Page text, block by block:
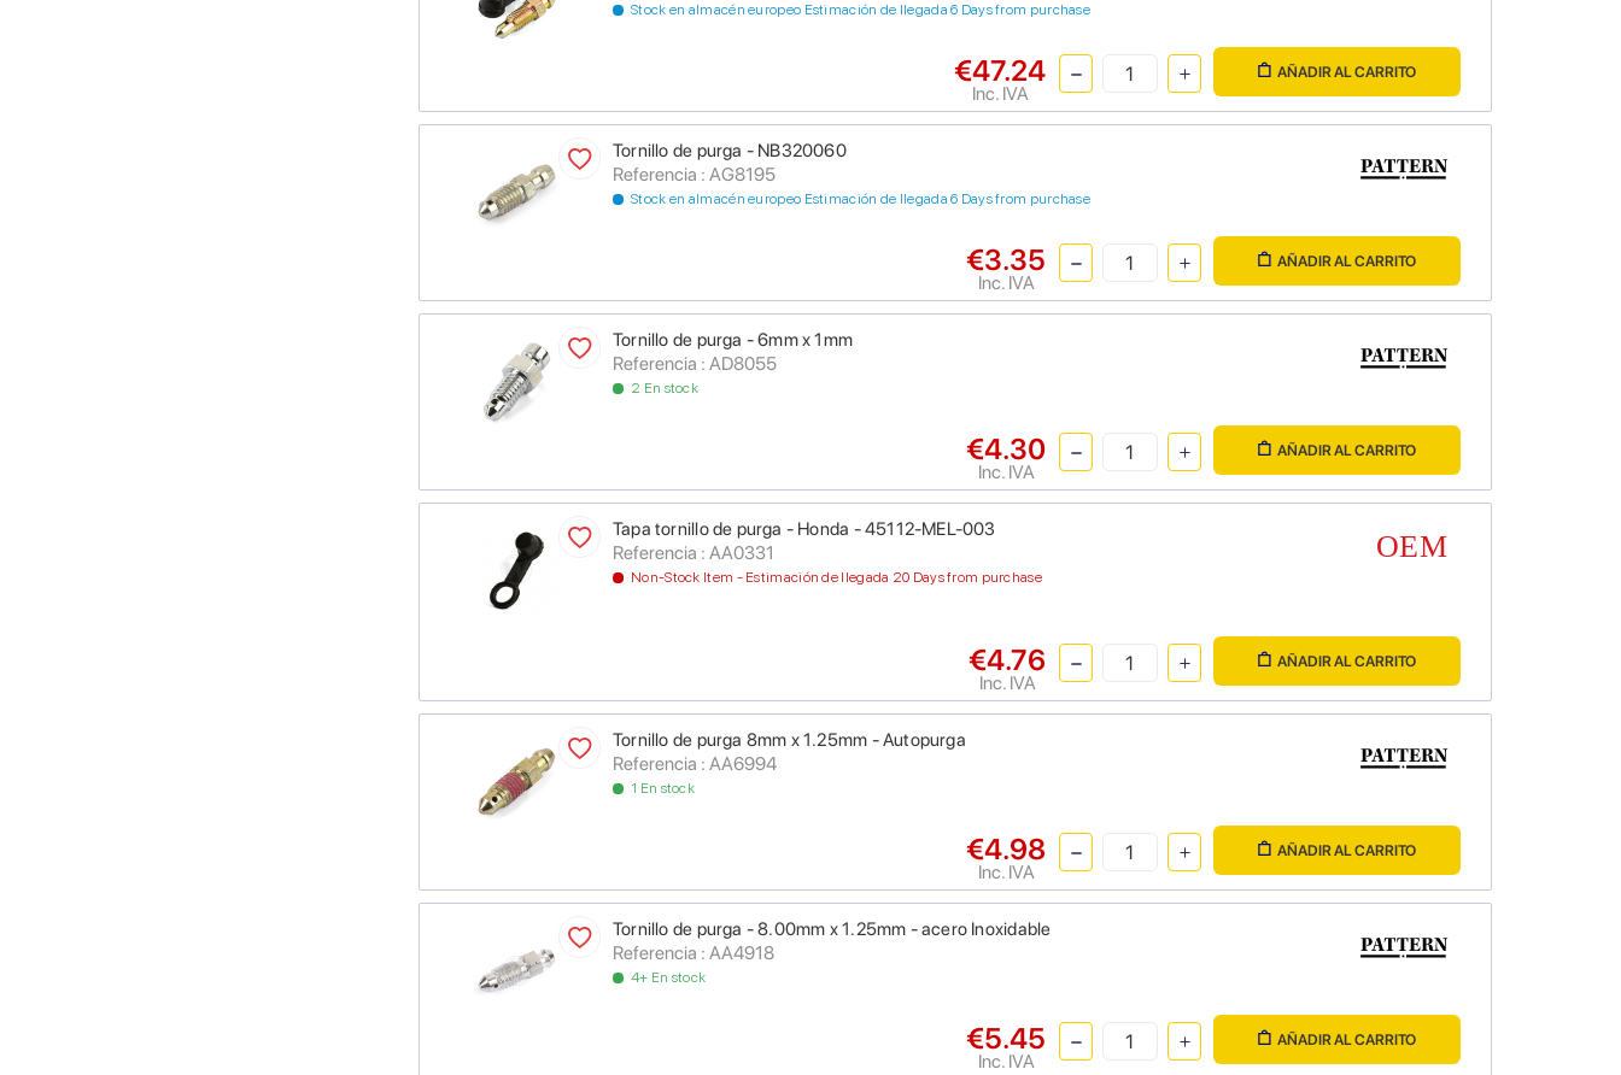
Stock en almacén europeo Estimación de llegada 6 Days from purchase
€47.24
Inc. IVA
AÑADIR AL CARRITO
Tornillo de purga - NB320060
Referencia : AG8195
Stock en almacén europeo Estimación de llegada 6 Days from purchase
€3.35
Inc. IVA
AÑADIR AL CARRITO
Tornillo de purga - 6mm x 1mm
Referencia : AD8055
2 En stock
€4.30
Inc. IVA
AÑADIR AL CARRITO
Tapa tornillo de purga - Honda - 45112-MEL-003
Referencia : AA0331
Non-Stock Item - Estimación de llegada 20 Days from purchase
€4.76
Inc. IVA
AÑADIR AL CARRITO
Tornillo de purga 8mm x 1.25mm - Autopurga
Referencia : AA6994
1 En stock
€4.98
Inc. IVA
AÑADIR AL CARRITO
Tornillo de purga - 8.00mm x 1.25mm - acero Inoxidable
Referencia : AA4918
4+ En stock
€5.45
Inc. IVA
AÑADIR AL CARRITO